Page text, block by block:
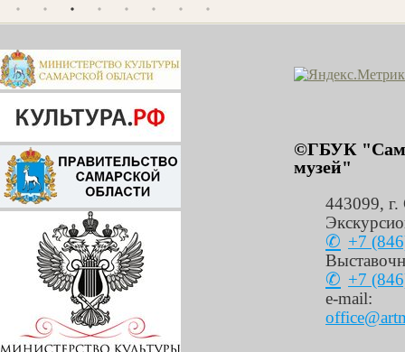
©ГБУК
музей"
443099, г.
+7
+7
e-mail: